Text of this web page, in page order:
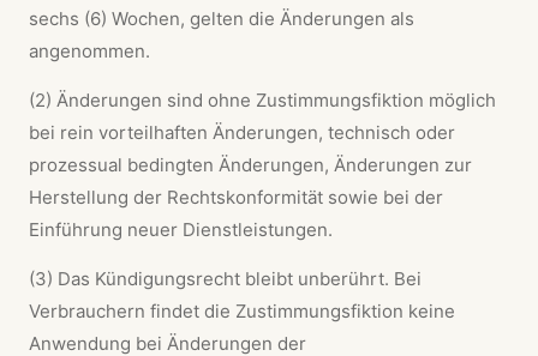
sechs (6) Wochen, gelten die Änderungen als
angenommen.
(2) Änderungen sind ohne Zustimmungsfiktion möglich
bei rein vorteilhaften Änderungen, technisch oder
prozessual bedingten Änderungen, Änderungen zur
Herstellung der Rechtskonformität sowie bei der
Einführung neuer Dienstleistungen.
(3) Das Kündigungsrecht bleibt unberührt. Bei
Verbrauchern findet die Zustimmungsfiktion keine
Anwendung bei Änderungen der